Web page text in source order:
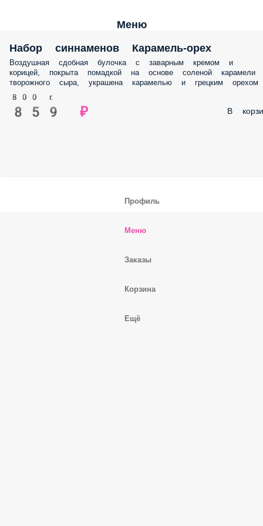
Меню
Набор синнаменов Карамель-орех
Воздушная сдобная булочка с заварным кремом и
корицей, покрыта помадкой на основе соленой карамели
творожного сыра, украшена карамелью и грецким орехом
800 г.
859 ₽ В
Профиль
Меню
Заказы
Корзина
Ещё